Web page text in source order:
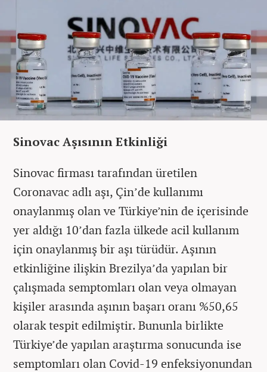
Sinovac Aşısının Etkinliği
Sinovac firması tarafından üretilen
Coronavac adlı aşı, Çin’de kullanımı
onaylanmış olan ve Türkiye’nin de içerisinde
yer aldığı 10’dan fazla ülkede acil kullanım
için onaylanmış bir aşı türüdür. Aşının
etkinliğine ilişkin Brezilya’da yapılan bir
çalışmada semptomları olan veya olmayan
kişiler arasında aşının başarı oranı %50,65
olarak tespit edilmiştir. Bununla birlikte
Türkiye’de yapılan araştırma sonucunda ise
semptomları olan Covid-19 enfeksiyonundan